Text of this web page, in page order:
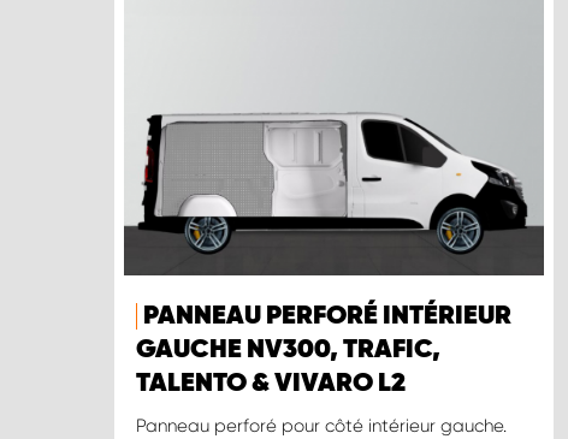
PANNEAU PERFORÉ INTÉRIEUR
GAUCHE NV300, TRAFIC,
TALENTO & VIVARO L2
Panneau perforé pour côté intérieur gauche.